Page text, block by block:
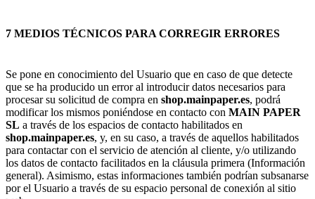
7 MEDIOS TÉCNICOS PARA CORREGIR ERRORES
Se pone en conocimiento del Usuario que en caso de que detecte
que se ha producido un error al introducir datos necesarios para
procesar su solicitud de compra en shop.mainpaper.es, podrá
modificar los mismos poniéndose en contacto con MAIN PAPER
SL a través de los espacios de contacto habilitados en
shop.mainpaper.es, y, en su caso, a través de aquellos habilitados
para contactar con el servicio de atención al cliente, y/o utilizando
los datos de contacto facilitados en la cláusula primera (Información
general). Asimismo, estas informaciones también podrían subsanarse
por el Usuario a través de su espacio personal de conexión al sitio